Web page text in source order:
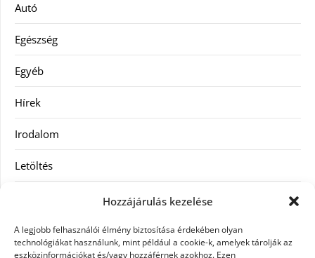
Hozzájárulás kezelése
A legjobb felhasználói élmény biztosítása érdekében olyan
technológiákat használunk, mint például a cookie-k, amelyek tárolják az
eszközinformációkat és/vagy hozzáférnek azokhoz. Ezen
Autó
Egészség
Egyéb
Hírek
Irodalom
Letöltés
SEO